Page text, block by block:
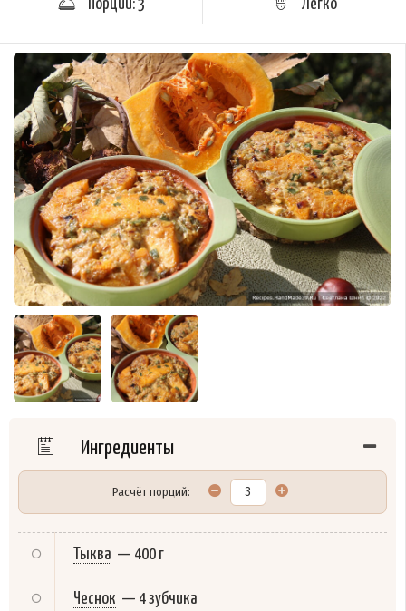
Порций: 3 Легко
Ингредиенты
Расчёт порций:
Тыква — 400 г
Чеснок — 4 зубчика